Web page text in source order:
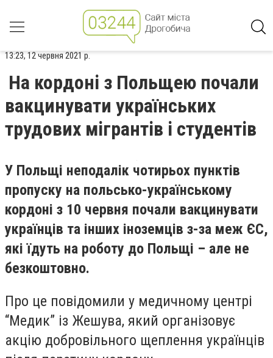
13:23, 12 червня 2021 р.
На кордоні з Польщею почали
вакцинувати українських
трудових мігрантів і студентів
У Польщі неподалік чотирьох пунктів
пропуску на польсько-українському
кордоні з 10 червня почали вакцинувати
українців та інших іноземців з-за меж ЄС,
які їдуть на роботу до Польщі – але не
безкоштовно.
Про це повідомили у медичному центрі
“Медик” із Жешува, який організовує
акцію добровільного щеплення українців